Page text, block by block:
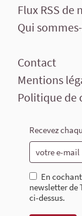
Flux RSS
Qui
Contact
Mentions
Politique de
Recevez
En
newsletter de
ci-dessus.